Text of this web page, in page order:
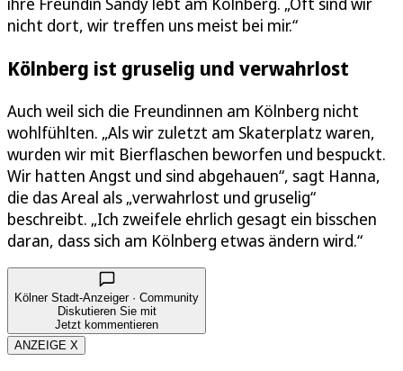
nicht dort, wir treffen uns meist bei mir.“
Kölnberg ist gruselig und verwahrlost
Auch weil sich die Freundinnen am Kölnberg nicht
wohlfühlten. „Als wir zuletzt am Skaterplatz waren,
wurden wir mit Bierflaschen beworfen und bespuckt.
Wir hatten Angst und sind abgehauen“, sagt Hanna,
die das Areal als „verwahrlost und gruselig“
beschreibt. „Ich zweifele ehrlich gesagt ein bisschen
daran, dass sich am Kölnberg etwas ändern wird.“
Kölner Stadt-Anzeiger · Community
Diskutieren Sie mit
Jetzt kommentieren
ANZEIGE X